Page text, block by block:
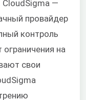
CloudSigma —
провайдер
контроль
на
свои